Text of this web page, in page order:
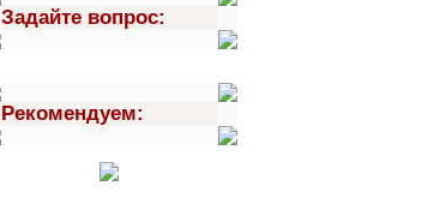
Задайте вопрос:
Рекомендуем: